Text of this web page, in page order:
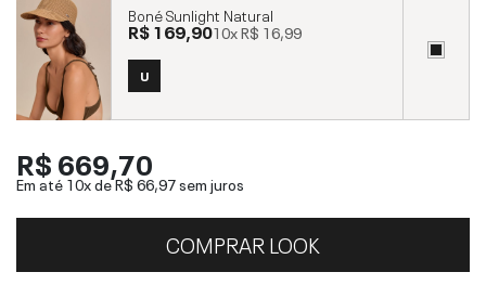
Boné Sunlight Natural
R$ 169,9010xR$ 16,99
U
R$ 669,70
Em até 10x deR$ 66,97sem juros
COMPRAR LOOK